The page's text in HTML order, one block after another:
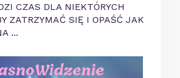
CZAS DLA NIEKTÓRYCH
ZATRZYMAĆ SIĘ I OPAŚĆ JAK
...